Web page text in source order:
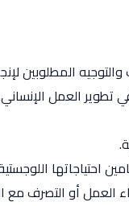
المطلوبين
تطوير العمل
احتياجاتها
أو التصرف مع